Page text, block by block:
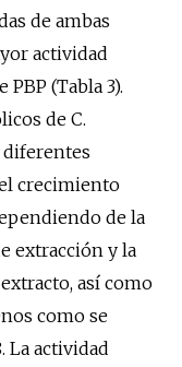
de ambas
actividad
(Tabla 3).
de C.
crecimiento
de la
extracción y la
así como
como se
La actividad